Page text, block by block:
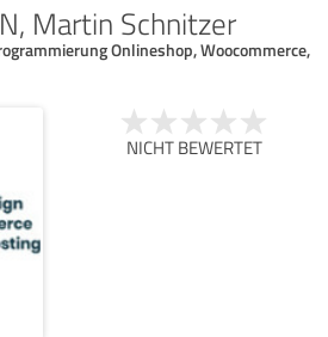
Martin Schnitzer
Onlineshop, Woocommerce,
NICHT BEWERTET